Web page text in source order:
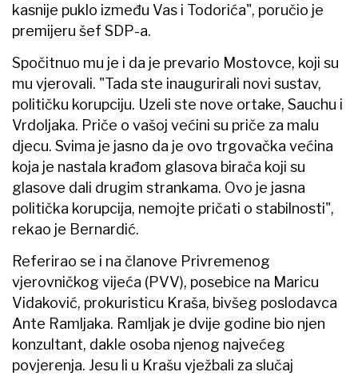
kasnije puklo između Vas i Todorića", poručio je
premijeru šef SDP-a.
Spočitnuo mu je i da je prevario Mostovce, koji su
mu vjerovali. "Tada ste inaugurirali novi sustav,
političku korupciju. Uzeli ste nove ortake, Sauchu i
Vrdoljaka. Priče o vašoj većini su priče za malu
djecu. Svima je jasno da je ovo trgovačka većina
koja je nastala krađom glasova birača koji su
glasove dali drugim strankama. Ovo je jasna
politička korupcija, nemojte pričati o stabilnosti",
rekao je Bernardić.
Referirao se i na članove Privremenog
vjerovničkog vijeća (PVV), posebice na Maricu
Vidaković, prokuristicu Kraša, bivšeg poslodavca
Ante Ramljaka. Ramljak je dvije godine bio njen
konzultant, dakle osoba njenog najvećeg
povjerenja. Jesu li u Krašu vježbali za slučaj